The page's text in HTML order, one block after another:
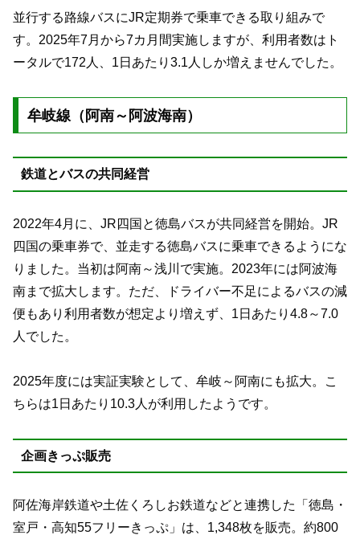
並行する路線バスにJR定期券で乗車できる取り組みで
す。2025年7月から7カ月間実施しますが、利用者数はト
ータルで172人、1日あたり3.1人しか増えませんでした。
牟岐線（阿南～阿波海南）
鉄道とバスの共同経営
2022年4月に、JR四国と徳島バスが共同経営を開始。JR
四国の乗車券で、並走する徳島バスに乗車できるようにな
りました。当初は阿南～浅川で実施。2023年には阿波海
南まで拡大します。ただ、ドライバー不足によるバスの減
便もあり利用者数が想定より増えず、1日あたり4.8～7.0
人でした。
2025年度には実証実験として、牟岐～阿南にも拡大。こ
ちらは1日あたり10.3人が利用したようです。
企画きっぷ販売
阿佐海岸鉄道や土佐くろしお鉄道などと連携した「徳島・
室戸・高知55フリーきっぷ」は、1,348枚を販売。約800